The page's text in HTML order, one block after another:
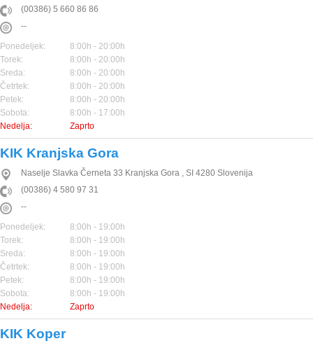
(00386) 5 660 86 86
--
Ponedeljek:
8:00h - 20:00h
Torek:
8:00h - 20:00h
Sreda:
8:00h - 20:00h
Četrtek:
8:00h - 20:00h
Petek:
8:00h - 20:00h
Sobota:
8:00h - 17:00h
Nedelja:
Zaprto
KIK Kranjska Gora
Naselje Slavka Černeta 33 Kranjska Gora , SI 4280 Slovenija
(00386) 4 580 97 31
--
Ponedeljek:
8:00h - 19:00h
Torek:
8:00h - 19:00h
Sreda:
8:00h - 19:00h
Četrtek:
8:00h - 19:00h
Petek:
8:00h - 19:00h
Sobota:
8:00h - 19:00h
Nedelja:
Zaprto
KIK Koper